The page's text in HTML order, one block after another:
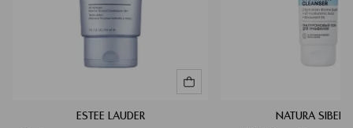
ESTEE LAUDER NATURA